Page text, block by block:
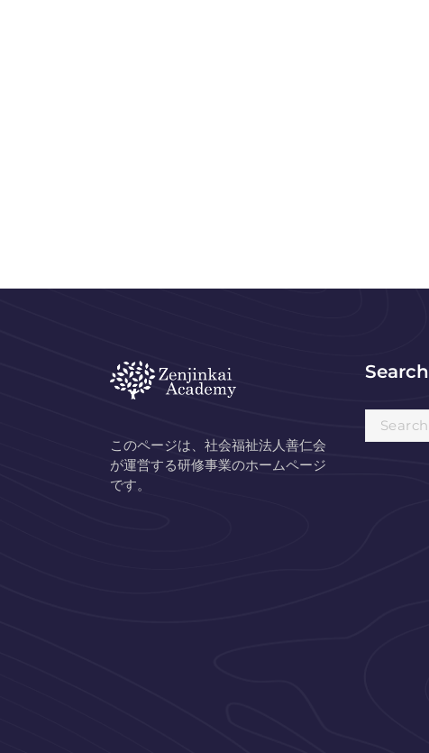
このページは、社会福祉法人善仁会
が運営する研修事業のホームページ
です。
Search
Search